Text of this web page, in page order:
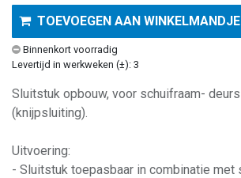
TOEVOEGEN AAN WINKELMANDJE
Binnenkort voorradig
Levertijd in werkweken (±): 3
Sluitstuk opbouw, voor schuifraam-
(knijpsluiting).
Uitvoering:
- Sluitstuk toepasbaar in combinatie met